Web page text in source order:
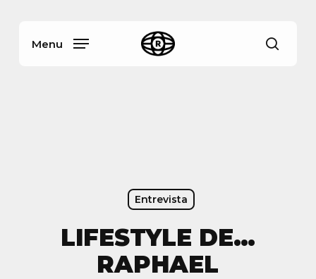
Menu
Entrevista
LIFESTYLE DE…
RAPHAEL